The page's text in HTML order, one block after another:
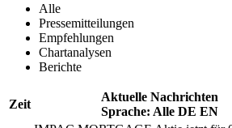
Alle
Pressemitteilungen
Empfehlungen
Chartanalysen
Berichte
Zeit
Aktuelle Nachrichten
Sprache: Alle DE EN